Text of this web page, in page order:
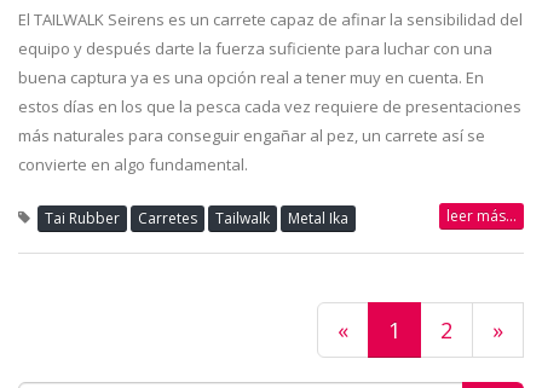
El TAILWALK Seirens es un carrete capaz de afinar la sensibilidad del
equipo y después darte la fuerza suficiente para luchar con una
buena captura ya es una opción real a tener muy en cuenta. En
estos días en los que la pesca cada vez requiere de presentaciones
más naturales para conseguir engañar al pez, un carrete así se
convierte en algo fundamental.
Tai Rubber Carretes Tailwalk Metal Ika leer más...
« 1 2 »